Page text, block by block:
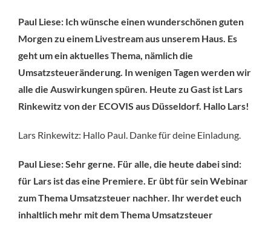
Paul Liese: Ich wünsche einen wunderschönen guten
Morgen zu einem Livestream aus unserem Haus. Es
geht um ein aktuelles Thema, nämlich die
Umsatzsteueränderung. In wenigen Tagen werden wir
alle die Auswirkungen spüren. Heute zu Gast ist Lars
Rinkewitz von der ECOVIS aus Düsseldorf. Hallo Lars!
Lars Rinkewitz: Hallo Paul. Danke für deine Einladung.
Paul Liese: Sehr gerne. Für alle, die heute dabei sind:
für Lars ist das eine Premiere. Er übt für sein Webinar
zum Thema Umsatzsteuer nachher. Ihr werdet euch
inhaltlich mehr mit dem Thema Umsatzsteuer